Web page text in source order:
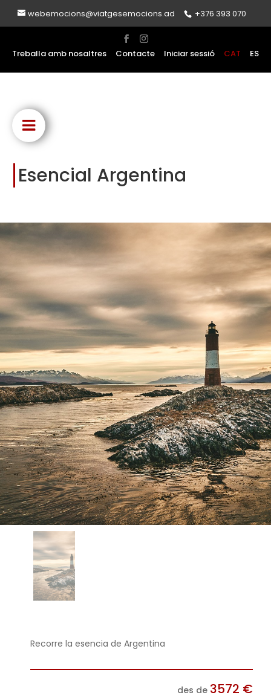
webemocions@viatgesemocions.ad +376 393 070
Treballa amb nosaltres Contacte Iniciar sessió CAT ES
Esencial Argentina
Recorre la esencia de Argentina
des de 3572 €